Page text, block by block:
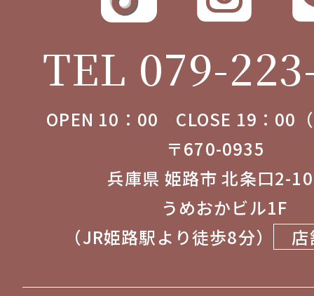
TEL 079-
OPEN 10：00 CLOSE 19：00
〒670-0935
兵庫県 姫路市 北条口
うめおかビル1F
（JR姫路駅より徒歩8分）